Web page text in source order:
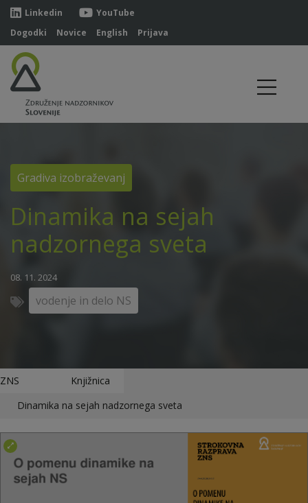
Linkedin
YouTube
Dogodki
Novice English Prijava
Gradiva izobraževanj
Dinamika na sejah
nadzornega sveta
08. 11. 2024
vodenje in delo NS
ZNS
Knjižnica
Dinamika na sejah nadzornega sveta